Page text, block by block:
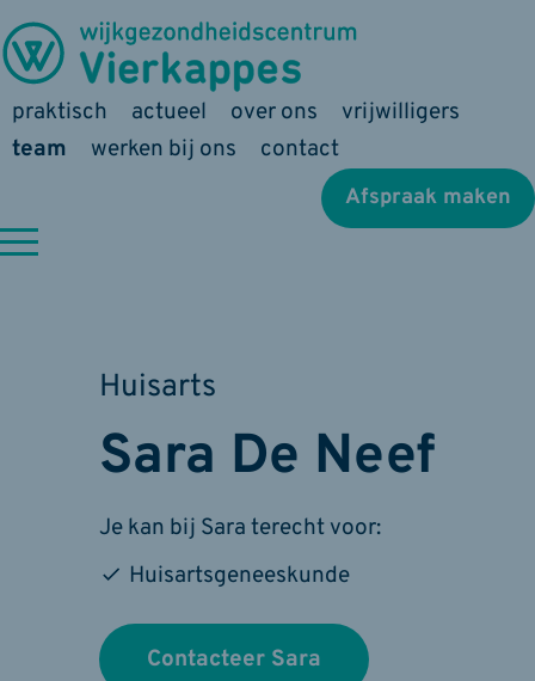
praktisch actueel over ons
vrijwilligers
team
werken bij ons contact
Afspraak maken
Huisarts
Sara De Neef
Je kan bij Sara terecht voor:
Huisartsgeneeskunde
Contacteer Sara